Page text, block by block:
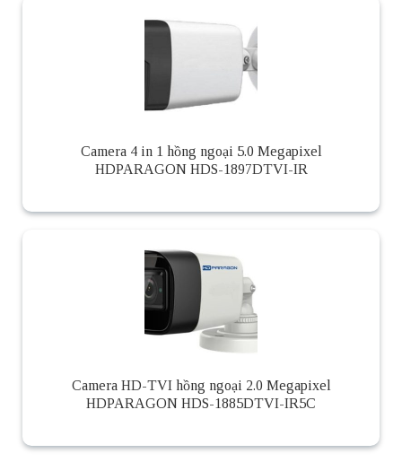
Camera 4 in 1 hồng ngoại 5.0 Megapixel
HDPARAGON HDS-1897DTVI-IR
Camera HD-TVI hồng ngoại 2.0 Megapixel
HDPARAGON HDS-1885DTVI-IR5C